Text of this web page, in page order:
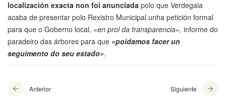
localización exacta non foi anunciada polo que Verdegaia
acaba de presentar polo Rexistro Municipal unha petición formal
para que o Goberno local, «en prol da transparencia», informe do
paradeiro das árbores para que «poidamos facer un
seguimento do seu estado».
Anterior Siguiente